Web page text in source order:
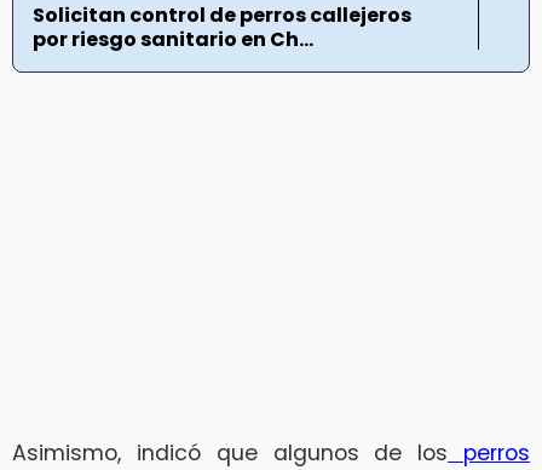
Solicitan control de perros callejeros
por riesgo sanitario en Ch...
Asimismo, indicó que algunos de los perros